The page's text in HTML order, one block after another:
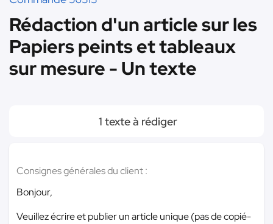
Rédaction d'un article sur les
Papiers peints et tableaux
sur mesure - Un texte
1 texte à rédiger
Consignes générales du client :
Bonjour,
Veuillez écrire et publier un article unique (pas de copié-